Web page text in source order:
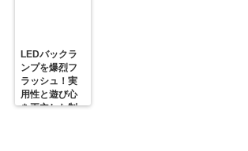
LEDバックラ
ンプを爆烈フ
ラッシュ！実
用性と遊び心
を両立した制